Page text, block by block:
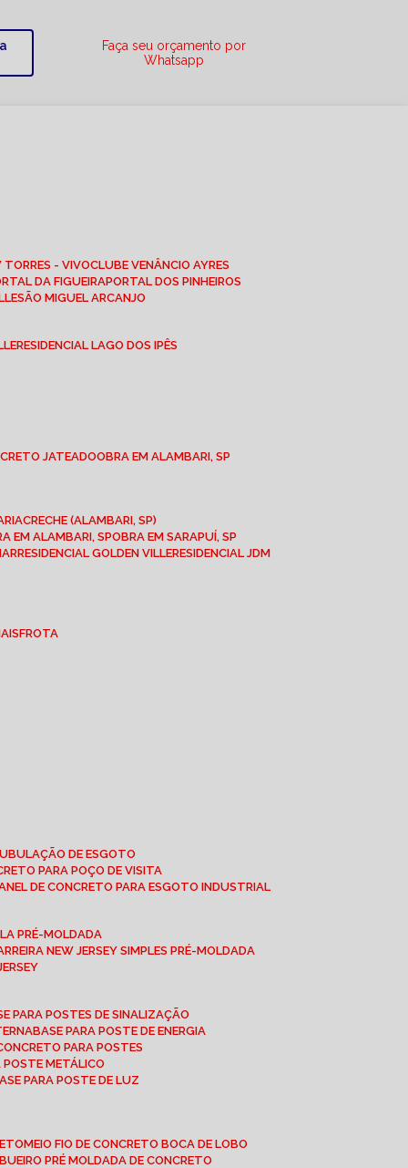
Faça seu orçamento por
Whatsapp
TORRES - VIVO CLUBE VENÂNCIO AYRES
DA FIGUEIRA PORTAL DOS PINHEIROS
SÃO MIGUEL ARCANJO
RESIDENCIAL LAGO DOS IPÊS
JATEADO OBRA EM ALAMBARI, SP
CRECHE (ALAMBARI, SP)
EM ALAMBARI, SP
OBRA EM SARAPUÍ, SP
RESIDENCIAL GOLDEN VILLE RESIDENCIAL JDM
FROTA
DE ESGOTO
PARA POÇO DE VISITA
ANEL DE CONCRETO PARA ESGOTO INDUSTRIAL
PRÉ-MOLDADA
NEW JERSEY SIMPLES PRÉ-MOLDADA
PARA POSTES DE SINALIZAÇÃO
BASE PARA POSTE DE ENERGIA
PARA POSTES
POSTE METÁLICO
BASE PARA POSTE DE LUZ
MEIO FIO DE CONCRETO BOCA DE LOBO
BUEIRO PRÉ MOLDADA DE CONCRETO